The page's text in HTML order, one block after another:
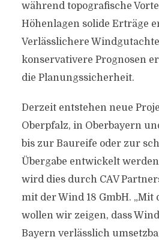
während topografische
Höhenlagen solide Erträge
Verlässlichere
konservativere Prognosen
die Planungssicherheit.
Derzeit entstehen neue
Oberpfalz, in Oberbayern
bis zur Baureife oder zur
Übergabe entwickelt
wird dies durch CAV
mit der Wind 18 GmbH. „Mit
wollen wir zeigen, dass
Bayern verlässlich